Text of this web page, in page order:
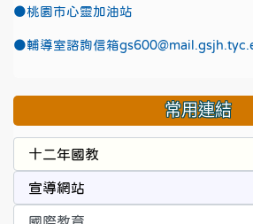
●桃園市心靈加油站
●輔導室諮詢信箱
常用連結